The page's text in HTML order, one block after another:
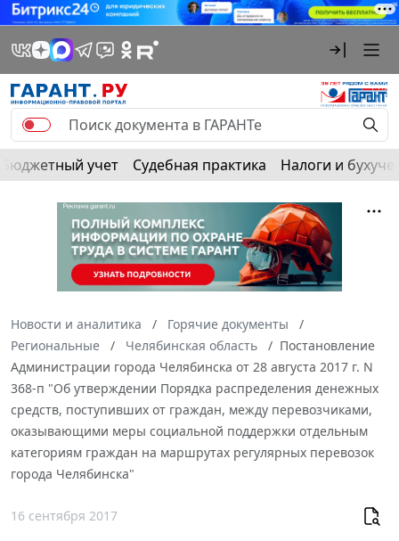
Бюджетный учет Судебная практика Налоги и
Новости и аналитика
Горячие документы
Региональные
Челябинская область
Постановление
Администрации города Челябинска от 28 августа 2017 г. N
368-п "Об утверждении Порядка распределения денежных
средств, поступивших от граждан, между перевозчиками,
оказывающими меры социальной поддержки отдельным
категориям граждан на маршрутах регулярных перевозок
города Челябинска"
16 сентября 2017